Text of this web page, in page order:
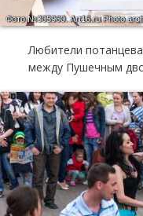
Фото №305960.Art16.ru Photo
Любители
между Пушечным